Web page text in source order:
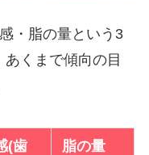
・脂の量という3
くまで傾向の目
(歯
脂の量